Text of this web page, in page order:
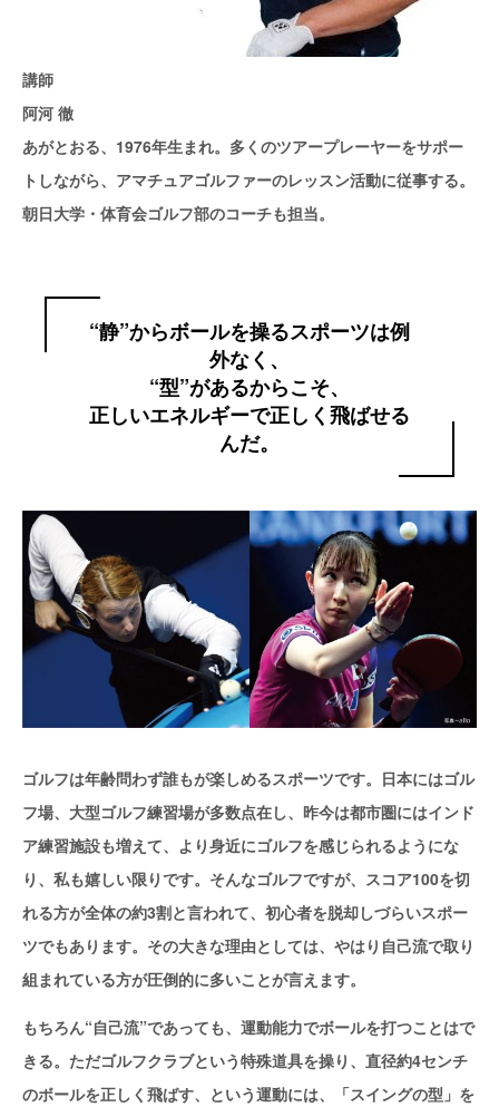
講師
阿河 徹
あがとおる、1976年生まれ。多くのツアープレーヤーをサポー
トしながら、アマチュアゴルファーのレッスン活動に従事する。
朝日大学・体育会ゴルフ部のコーチも担当。
“静”からボールを操るスポーツは例
外なく、
“型”があるからこそ、
正しいエネルギーで正しく飛ばせる
んだ。
ゴルフは年齢問わず誰もが楽しめるスポーツです。日本にはゴル
フ場、大型ゴルフ練習場が多数点在し、昨今は都市圏にはインド
ア練習施設も増えて、より身近にゴルフを感じられるようにな
り、私も嬉しい限りです。そんなゴルフですが、スコア100を切
れる方が全体の約3割と言われて、初心者を脱却しづらいスポー
ツでもあります。その大きな理由としては、やはり自己流で取り
組まれている方が圧倒的に多いことが言えます。
もちろん“自己流”であっても、運動能力でボールを打つことはで
きる。ただゴルフクラブという特殊道具を操り、直径約4センチ
のボールを正しく飛ばす、という運動には、「スイングの型」を